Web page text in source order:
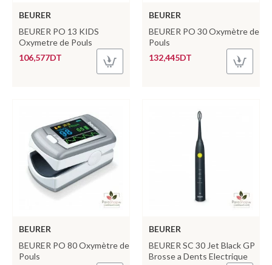
BEURER
BEURER PO 13 KIDS
Oxymetre de Pouls
106,577DT
BEURER
BEURER PO 30 Oxymètre de
Pouls
132,445DT
BEURER
BEURER PO 80 Oxymètre de
Pouls
BEURER
BEURER SC 30 Jet Black GP
Brosse a Dents Electrique